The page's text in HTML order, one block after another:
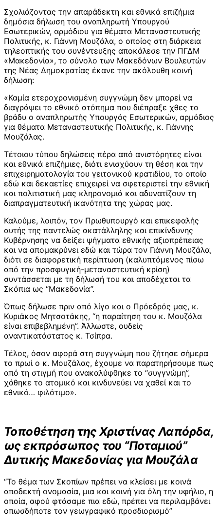
Σχολιάζοντας την απαράδεκτη και εθνικά επιζήμια
δημόσια δήλωση του αναπληρωτή Υπουργού
Εσωτερικών, αρμόδιου για θέματα Μεταναστευτικής
Πολιτικής, κ. Γιάννη Μουζάλα, ο οποίος στη διάρκεια
τηλεοπτικής του συνέντευξης αποκάλεσε την ΠΓΔΜ
«Μακεδονία», το σύνολο των Μακεδόνων Βουλευτών
της Νέας Δημοκρατίας έκανε την ακόλουθη κοινή
δήλωση:
«Καμία ετεροχρονισμένη συγγνώμη δεν μπορεί να
διαγράψει το εθνικό ατόπημα που διέπραξε χθες το
βράδυ ο αναπληρωτής Υπουργός Εσωτερικών, αρμόδιος
για θέματα Μεταναστευτικής Πολιτικής, κ. Γιάννης
Μουζάλας.
Τέτοιου τύπου δηλώσεις πέρα από ανιστόρητες είναι
και εθνικά επιζήμιες, διότι ενισχύουν τη θέση και την
επιχειρηματολογία του γειτονικού κρατιδίου, το οποίο
εδώ και δεκαετίες επιχειρεί να σφετεριστεί την εθνική
και πολιτιστική μας κληρονομιά και αδυνατίζουν τη
διαπραγματευτική ικανότητα της χώρας μας.
Καλούμε, λοιπόν, τον Πρωθυπουργό και επικεφαλής
αυτής της παντελώς ακατάλληλης και επικίνδυνης
Κυβέρνησης να δείξει ψήγματα εθνικής αξιοπρέπειας
και να απομακρύνει εδώ και τώρα τον Γιάννη Μουζάλα,
διότι σε διαφορετική περίπτωση (καλυπτόμενος πίσω
από την προσφυγική-μεταναστευτική κρίση)
συντάσσεται με τη δήλωσή του και αποδέχεται τα
Σκόπια ως “Μακεδονία”.
Όπως δήλωσε πριν από λίγο και ο Πρόεδρός μας, κ.
Κυριάκος Μητσοτάκης, “η παραίτηση του κ. Μουζάλα
είναι επιβεβλημένη”. Άλλωστε, ουδείς
αναντικατάστατος κ. Τσίπρα.
Τέλος, όσον αφορά στη συγγνώμη που ζήτησε σήμερα
το πρωί ο κ. Μουζάλας, έχουμε να παρατηρήσουμε πως
από τη στιγμή που ανακαλύφθηκε το “συγγνώμη”,
χάθηκε το ατομικό και κινδυνεύει να χαθεί και το
εθνικό… φιλότιμο».
Τοποθέτηση της Χριστίνας Λαπόρδα,
ως εκπρόσωπος του “Ποταμιού”
Δυτικής Μακεδονίας για Μουζάλα
“Το θέμα των Σκοπίων πρέπει να κλείσει με κοινά
αποδεκτή ονομασία, μια και κοινή για όλη την υφήλιο, η
οποία, αφού φτάσαμε πια εδώ, πρέπει να περιλαμβάνει
οπωσδήποτε τον γεωγραφικό προσδιορισμό”